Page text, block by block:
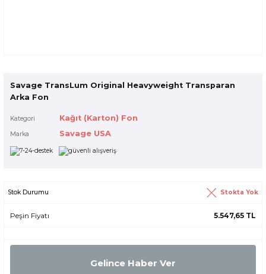
Savage TransLum Original Heavyweight Transparan
Arka Fon
Kategori Kağıt (Karton) Fon
Marka Savage USA
Stok Durumu Stokta Yok
Peşin Fiyatı 5.547,65 TL
Gelince Haber Ver